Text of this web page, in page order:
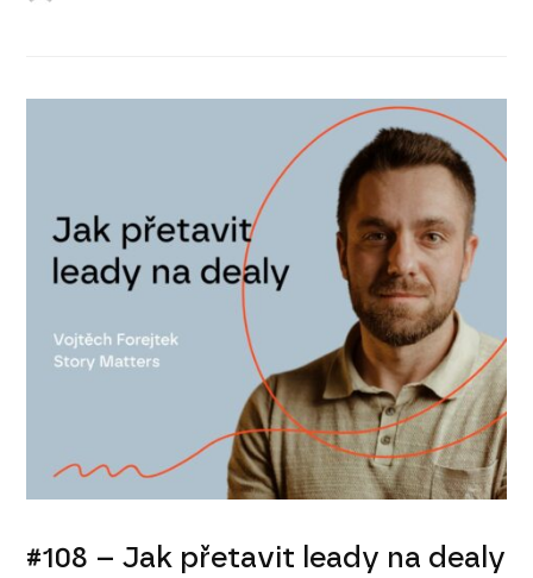
#108 – Jak přetavit leady na dealy